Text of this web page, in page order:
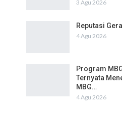
3 Agu 2026
Reputasi
4 Agu 2026
Program
Ternyata
MBG…
4 Agu 2026